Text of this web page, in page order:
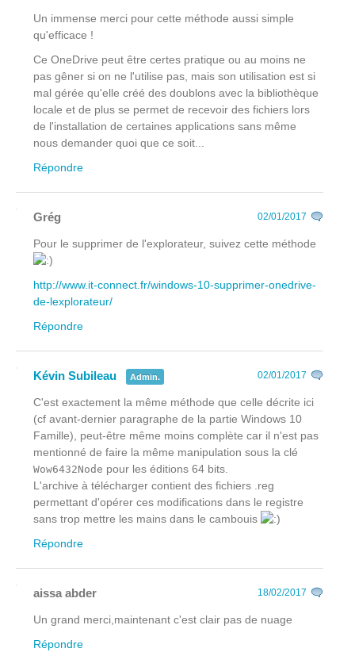
Un immense merci pour cette méthode aussi simple
qu'efficace !
Ce OneDrive peut être certes pratique ou au moins ne
pas gêner si on ne l'utilise pas, mais son utilisation est si
mal gérée qu'elle créé des doublons avec la bibliothèque
locale et de plus se permet de recevoir des fichiers lors
de l'installation de certaines applications sans même
nous demander quoi que ce soit...
Répondre
Grég 02/01/2017
Pour le supprimer de l'explorateur, suivez cette méthode
http://www.it-connect.fr/windows-10-supprimer-onedrive-
de-lexplorateur/
Répondre
Kévin Subileau Admin. 02/01/2017
C'est exactement la même méthode que celle décrite ici
(cf avant-dernier paragraphe de la partie Windows 10
Famille), peut-être même moins complète car il n'est pas
mentionné de faire la même manipulation sous la clé
Wow6432Node pour les éditions 64 bits.
L'archive à télécharger contient des fichiers .reg
permettant d'opérer ces modifications dans le registre
sans trop mettre les mains dans le cambouis
Répondre
aissa abder 18/02/2017
Un grand merci,maintenant c'est clair pas de nuage
Répondre